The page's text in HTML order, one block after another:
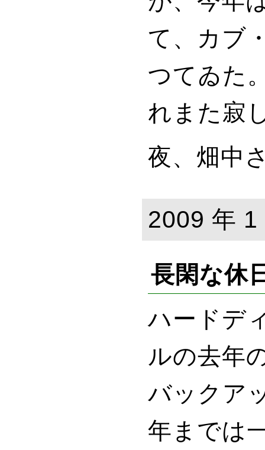
て、カブ
つてゐた
れまた寂
夜、畑中
2009 年
長閑な休
ハードデ
ルの去年
バックア
年までは